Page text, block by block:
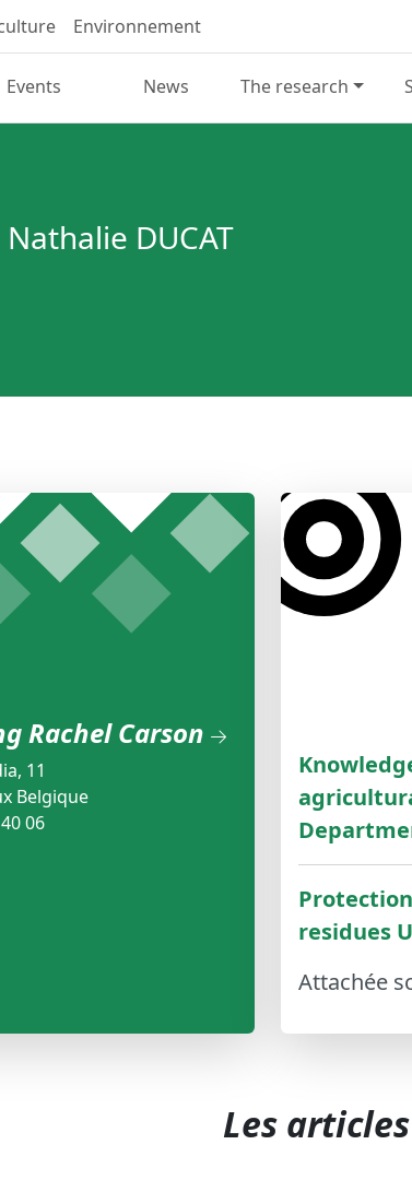
Environnement
Events News The research
Nathalie DUCAT
Rachel Carson
11
Belgique
06
residues
Attachée
Les